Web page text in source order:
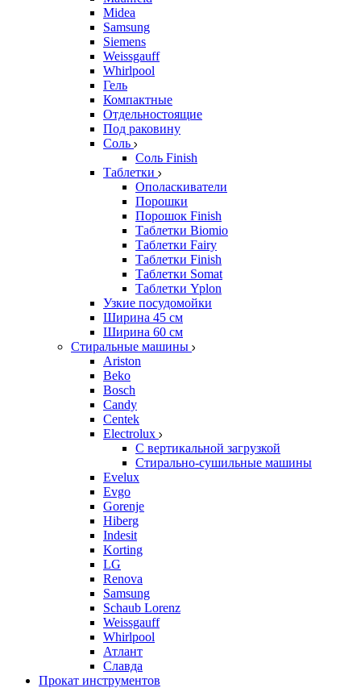
Midea
Samsung
Siemens
Weissgauff
Whirlpool
Гель
Компактные
Отдельностоящие
Под раковину
Соль
Соль Finish
Таблетки
Ополаскиватели
Порошки
Порошок Finish
Таблетки Biomio
Таблетки Fairy
Таблетки Finish
Таблетки Somat
Таблетки Yplon
Узкие посудомойки
Ширина 45 см
Ширина 60 см
Стиральные машины
Ariston
Beko
Bosch
Candy
Centek
Electrolux
С вертикальной загрузкой
Стирально-сушильные машины
Evelux
Evgo
Gorenje
Hiberg
Indesit
Korting
LG
Renova
Samsung
Schaub Lorenz
Weissgauff
Whirlpool
Атлант
Славда
Прокат инструментов